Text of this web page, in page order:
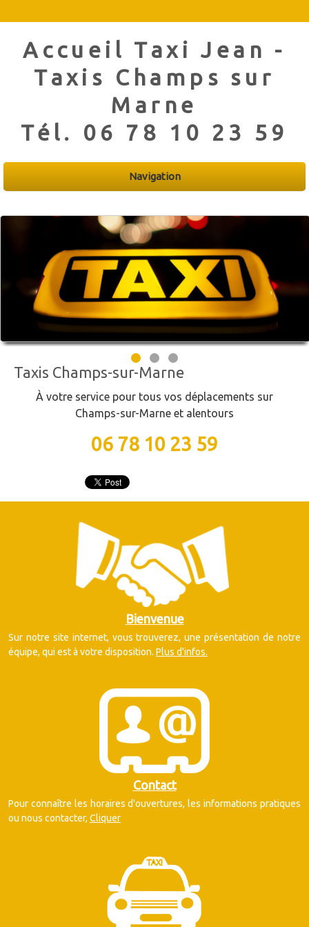
Accueil Taxi Jean -
Taxis Champs sur
Marne
Tél. 06 78 10 23 59
Navigation
Taxis Champs-sur-Marne
À votre service pour tous vos déplacements sur
Champs-sur-Marne et alentours
06 78 10 23 59
Bienvenue
Sur notre site internet, vous trouverez, une présentation de notre
équipe, qui est à votre disposition. Plus d'infos.
Contact
Pour connaître les horaires d'ouvertures, les informations pratiques
ou nous contacter, Cliquer